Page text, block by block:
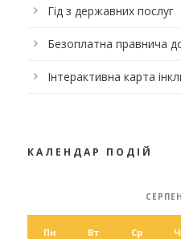
Гід з державних послуг
Безоплатна правнича
Інтерактивна карта
КАЛЕНДАР ПОДІЙ
Пн Вт Ср